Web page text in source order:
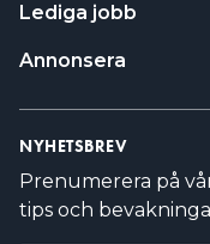
Lediga jobb
Annonsera
NYHETSBREV
Prenumerera på
tips och